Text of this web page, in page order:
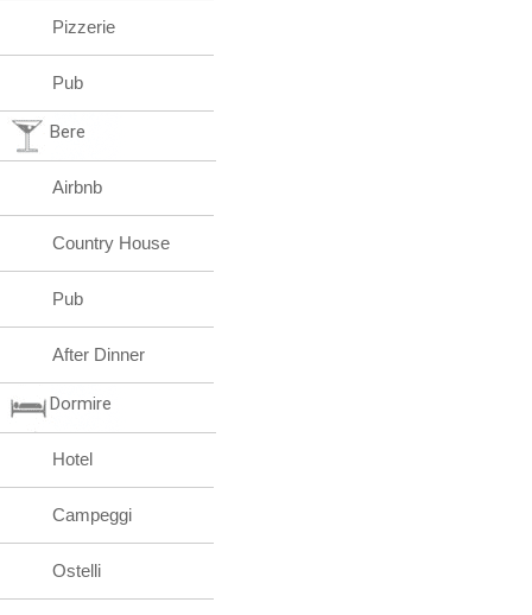
Pizzerie
Pub
Bere
Airbnb
Country House
Pub
After Dinner
Dormire
Hotel
Campeggi
Ostelli